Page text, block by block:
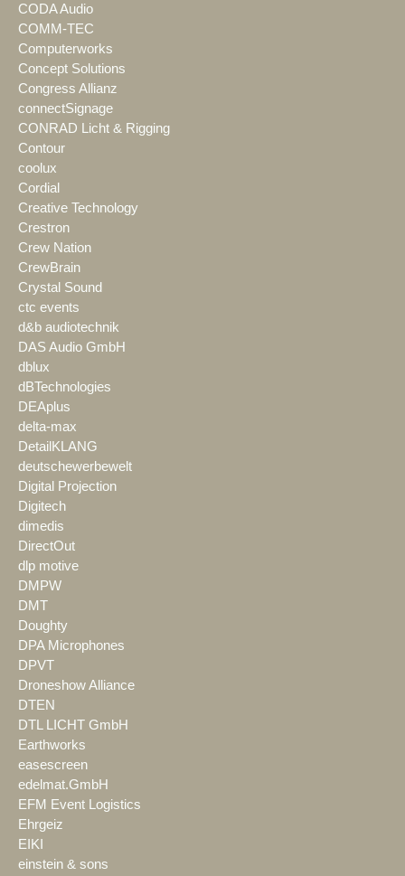
CODA Audio
COMM-TEC
Computerworks
Concept Solutions
Congress Allianz
connectSignage
CONRAD Licht & Rigging
Contour
coolux
Cordial
Creative Technology
Crestron
Crew Nation
CrewBrain
Crystal Sound
ctc events
d&b audiotechnik
DAS Audio GmbH
dblux
dBTechnologies
DEAplus
delta-max
DetailKLANG
deutschewerbewelt
Digital Projection
Digitech
dimedis
DirectOut
dlp motive
DMPW
DMT
Doughty
DPA Microphones
DPVT
Droneshow Alliance
DTEN
DTL LICHT GmbH
Earthworks
easescreen
edelmat.GmbH
EFM Event Logistics
Ehrgeiz
EIKI
einstein & sons